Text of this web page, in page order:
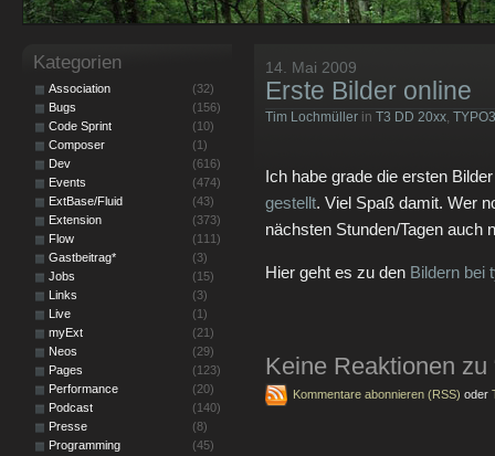
14. Mai 2009
Erste Bilder online
Tim Lochmüller in T3 DD 20xx, TYPO3
Ich habe grade die ersten
gestellt. Viel Spaß damit. Wer
nächsten Stunden/Tagen auch
Hier geht es zu den Bildern bei
Keine Reaktionen zu
Kommentare abonnieren (RSS) oder
Kategorien
Association
(32)
Bugs
(156)
Code Sprint
(10)
Composer
(1)
Dev
(616)
Events
(474)
ExtBase/Fluid
(43)
Extension
(373)
Flow
(111)
Gastbeitrag*
(3)
Jobs
(15)
Links
(3)
Live
(1)
myExt
(21)
Neos
(29)
Pages
(123)
Performance
(20)
Podcast
(140)
Presse
(8)
Programming
(45)